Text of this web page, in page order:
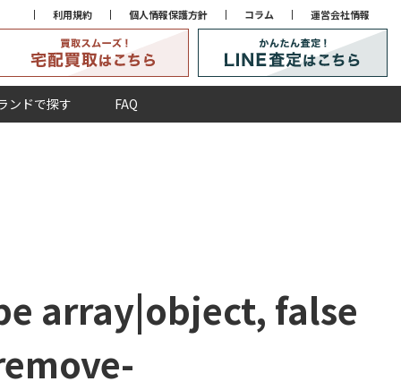
利用規約 個人情報保護方針 コラム 運営会社情報
ンドで探す FAQ
array|object, false